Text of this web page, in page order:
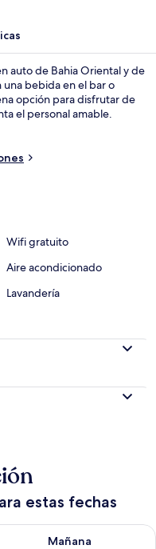
auto de Bahia Oriental y de
una bebida en el bar o
opción para disfrutar de
el personal amable.
Wifi gratuito
Aire acondicionado
Lavandería
estas fechas
9 - ago 10
Mañana
la disponibilidad